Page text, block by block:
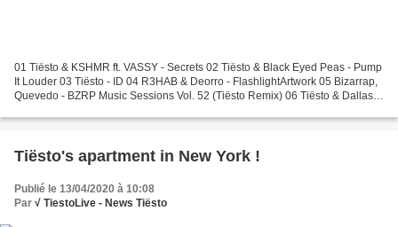
01 Tiësto & KSHMR ft. VASSY - Secrets 02 Tiësto & Black Eyed Peas - Pump
It Louder 03 Tiësto - ID 04 R3HAB & Deorro - FlashlightArtwork 05 Bizarrap,
Quevedo - BZRP Music Sessions Vol. 52 (Tiësto Remix) 06 Tiësto & DallasK
Tiësto's apartment in New York !
Publié le 13/04/2020 à 10:08
Par √ TiestoLive - News Tiësto